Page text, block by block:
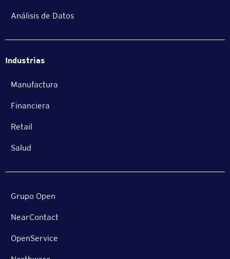
Análisis de Datos
Industrias
Manufactura
Financiera
Retail
Salud
Grupo Open
NearContact
OpenService